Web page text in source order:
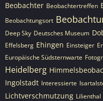
Beobachter Beobachtertreffen
Beobachtungsort
Deep Sky Deutsches Museum
Effelsberg Ehingen Einsteiger
Europäische Südsternwarte
Heidelberg
Ingolstadt Interessierte
Lichtverschmutzung Lilienthal